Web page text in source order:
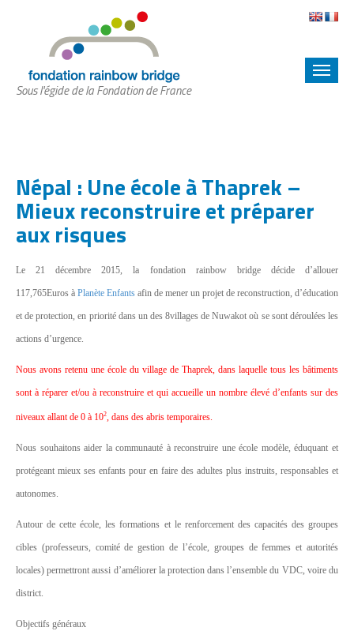
Sous l'égide de la Fondation de France
Népal : Une école à Thaprek –
Mieux reconstruire et préparer
aux risques
Le 21 décembre 2015, la fondation rainbow bridge décide d’allouer
117,765Euros à Planète Enfants afin de mener un projet de reconstruction, d’éducation
et de protection, en priorité dans un des 8villages de Nuwakotoù se sont déroulées les
actions d’urgence.
Nous avons retenu une école du village de Thaprek, dans laquelle tous les bâtiments
sont à réparer et/ou à reconstruire et qui accueille un nombre élevé d’enfants sur des
niveaux allant de 0 à 102, dans des abris temporaires.
Nous souhaitons aider la communauté à reconstruire une école modèle, éduquant et
protégeant mieux ses enfants pour en faire des adultes plus instruits, responsables et
autonomes.
Autour de cette école, les formations et le renforcement des capacités des groupes
cibles (professeurs, comité degestion de l’école, groupes de femmes et autorités
locales) permettront aussi d’améliorer la protection dans l’ensemble du VDC, voire du
district.
Objectifs généraux